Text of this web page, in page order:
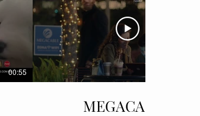
00:55
MEGACABLE